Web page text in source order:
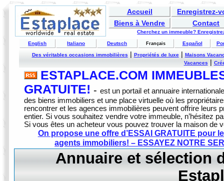
Accueil
Enregistrez-
Biens à Vendre
Contact
Cherchez un immeuble?
English Italiano Deutsch Français Español
Des véritables occasions immobilières| Propriétés de luxe| Maisons
Vacances |
ESTAPLACE.COM
GRATUITE! -est un portail et annuaire
des biens immobiliers et une place virtuelle où les
rencontrer et les agences immobilières peuvent offrire leurs
entier. Si vous souhaitez vendre votre immeuble, n’hésitez
Si vous êtes un acheteur vous pouvez trouver la maison de
On propose une offre d’ESSAI GRATUITE pour
agents immobiliers! – ESSAYEZ NOTRE
Annuaire et sélection